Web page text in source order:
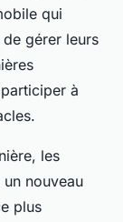
qui
gérer leurs
à
les
nouveau
plus